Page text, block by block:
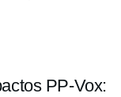
PP-Vox: